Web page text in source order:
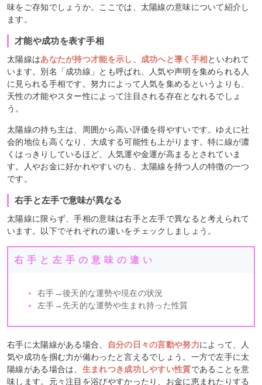
味をご存知でしょうか。ここでは、太陽線の意味について紹介し
ます。
才能や成功を表す手相
太陽線はあなたが持つ才能を示し、成功へと導く手相といわれて
います。別名「成功線」とも呼ばれ、人気や声明を集められる人
に見られる手相です。努力によって人気を集めるというよりも、
天性の才能やスター性によって注目される存在となれるでしょ
う。
太陽線の持ち主は、周囲から高い評価を得やすいです。ゆえに社
会的地位も高くなり、大成する可能性も上がります。特に線が濃
くはっきりしているほど、人気運や金運が高まるとされていま
す。人やお金に好かれやすいのも、太陽線を持つ人の特徴の一つ
です。
右手と左手で意味が異なる
太陽線に限らず、手相の意味は右手と左手で異なると考えられて
います。以下でそれぞれの違いをチェックしましょう。
右手と左手の意味の違い
右手→後天的な運勢や現在の状況
左手→先天的な運勢や生まれ持った性質
右手に太陽線がある場合、 自分の日々の言動や努力によって、人
気や成功を掴む力が備わったと言えるでしょう。一方で左手に太
陽線がある場合は、 生まれつき成功しやすい性質であることを意
味します。元々注目を浴びやすかったり、お金に恵まれたりする